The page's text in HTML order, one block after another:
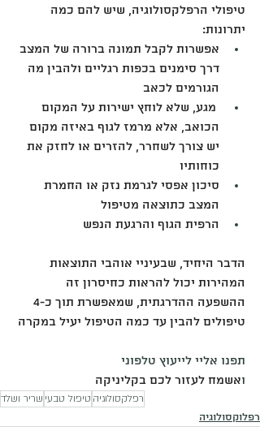
טיפולי הרפלקסולוגיה, שיש להם כמה
יתרונות:
אפשרות לקבל תמונה ברורה של המצב
דרך סימנים בכפות רגליים ולהבין מה
הגורמים לכאב
מגע, שלא לוחץ ישירות על המקום
הכואב, אלא מרמז לגוף באיזה מקום
יש צורך לשחרר, להזרים או לחזק את
כוחותיו
סיכון אפסי לגרמת נזק או החמרת
המצב כתוצאה מטיפול
הרפית הגוף והרגעת הנפש
הדבר היחיד, שבעיניי אוהבי התוצאות
המהירות יכול להראות כחיסרון זה
טיפולים להבין עד כמה הטיפול יעיל במקרה
תפנו אליי לייעוץ טלפוני
ואשמח לעזור לכם בקליניקה
רפלקסולוגיה טיפול טבעי שריר ושלד
רפלוקסולוגיה